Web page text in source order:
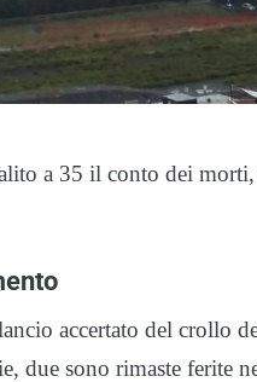
a 35 il conto dei
accertato del crollo
due sono rimaste ferite